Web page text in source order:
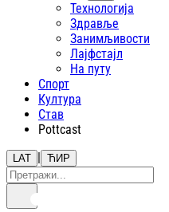
Технологија
Здравље
Занимљивости
Лајфстajл
На путу
Спорт
Култура
Став
Pottcast
LAT | ЋИР